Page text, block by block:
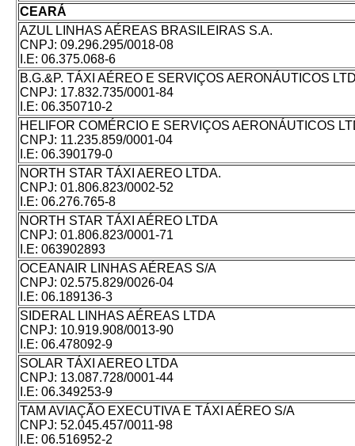
CEARÁ
AZUL LINHAS AÉREAS BRASILEIRAS S.A.
CNPJ: 09.296.295/0018-08
I.E: 06.375.068-6
B.G.&P. TÁXI AÉREO E SERVIÇOS AERONÁUTICOS
CNPJ: 17.832.735/0001-84
I.E: 06.350710-2
HELIFOR COMÉRCIO E SERVIÇOS AERONÁUTICOS
CNPJ: 11.235.859/0001-04
I.E: 06.390179-0
NORTH STAR TÁXI AEREO LTDA.
CNPJ: 01.806.823/0002-52
I.E: 06.276.765-8
NORTH STAR TÁXI AÉREO LTDA
CNPJ: 01.806.823/0001-71
I.E: 063902893
OCEANAIR LINHAS AÉREAS S/A
CNPJ: 02.575.829/0026-04
I.E: 06.189136-3
SIDERAL LINHAS AÉREAS LTDA
CNPJ: 10.919.908/0013-90
I.E: 06.478092-9
SOLAR TÁXI AEREO LTDA
CNPJ: 13.087.728/0001-44
I.E: 06.349253-9
TAM AVIAÇÃO EXECUTIVA E TÁXI AÉREO S/A
CNPJ: 52.045.457/0011-98
I.E: 06.516952-2